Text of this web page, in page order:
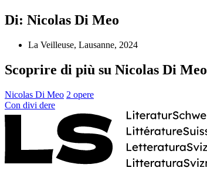
Di: Nicolas Di Meo
La Veilleuse, Lausanne, 2024
Scoprire di più su Nicolas Di Meo
Nicolas Di Meo 2 opere
Con divi dere